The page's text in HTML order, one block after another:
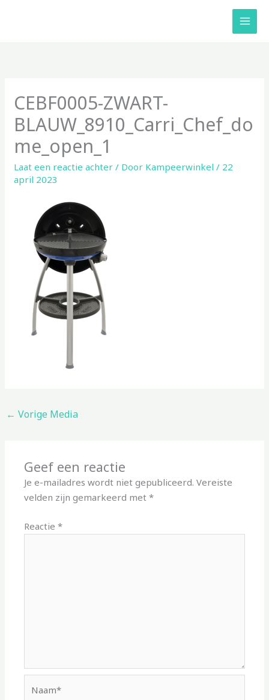
CEBF0005-ZWART-
BLAUW_8910_Carri_Chef_do
me_open_1
Laat een reactie achter / Door Kampeerwinkel/ 22
april 2023
← Vorige Media
Geef een reactie
Je e-mailadres wordt niet gepubliceerd. Vereiste
velden zijn gemarkeerd met*
Reactie*